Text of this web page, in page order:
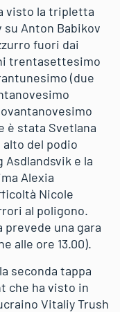
visto la tripletta
su Anton Babikov
fuori dai
trentasettesimo
(due
è stata Svetlana
del podio
Asdlandsvik e la
Alexia
Nicole
al poligono.
prevede una gara
alle ore 13.00).
seconda tappa
che ha visto in
Vitaliy Trush